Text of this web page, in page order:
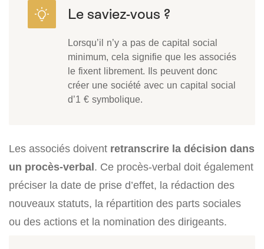
Lorsqu’il n’y a pas de capital social
minimum, cela signifie que les associés
le fixent librement. Ils peuvent donc
créer une société avec un capital social
d’1 € symbolique.
Les associés doivent retranscrire la décision dans
un procès-verbal. Ce procès-verbal doit également
préciser la date de prise d’effet, la rédaction des
nouveaux statuts, la répartition des parts sociales
ou des actions et la nomination des dirigeants.